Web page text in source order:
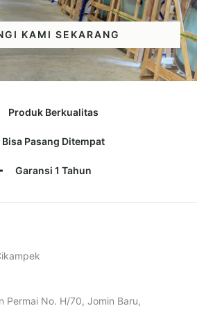
KAMI SEKARANG
Produk Berkualitas
Bisa Pasang Ditempat
Garansi 1 Tahun
Permai No. H/70, Jomin Baru,